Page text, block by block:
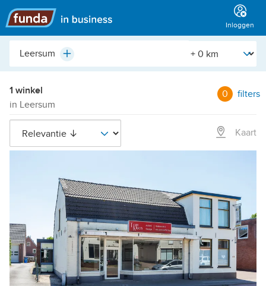
Hoofdmenu
Inloggen
Plaats,
etc.
Plus [Straal]
1 winkel
in Leersum
0 filters
Kaart